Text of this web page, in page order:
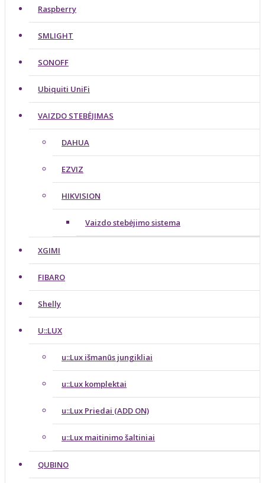
Raspberry
SMLIGHT
SONOFF
Ubiquiti UniFi
VAIZDO STEBĖJIMAS
DAHUA
EZVIZ
HIKVISION
Vaizdo stebėjimo sistema
XGIMI
FIBARO
Shelly
U::LUX
u::Lux išmanūs jungikliai
u::Lux komplektai
u::Lux Priedai (ADD ON)
u::Lux maitinimo šaltiniai
QUBINO